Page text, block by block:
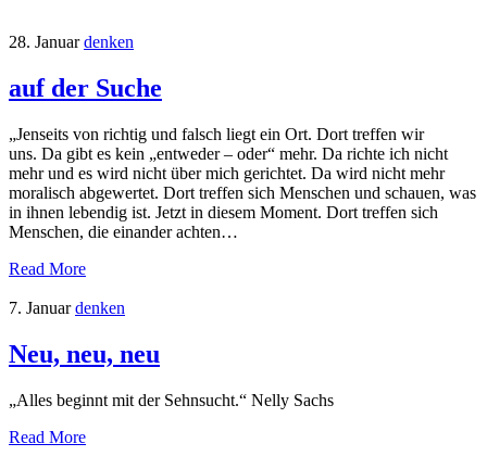
28. Januar denken
auf der Suche
„Jenseits von richtig und falsch liegt ein Ort. Dort treffen wir
uns. Da gibt es kein „entweder – oder“ mehr. Da richte ich nicht
mehr und es wird nicht über mich gerichtet. Da wird nicht mehr
moralisch abgewertet. Dort treffen sich Menschen und schauen, was
in ihnen lebendig ist. Jetzt in diesem Moment. Dort treffen sich
Menschen, die einander achten…
Read More
7. Januar denken
Neu, neu, neu
„Alles beginnt mit der Sehnsucht.“ Nelly Sachs
Read More